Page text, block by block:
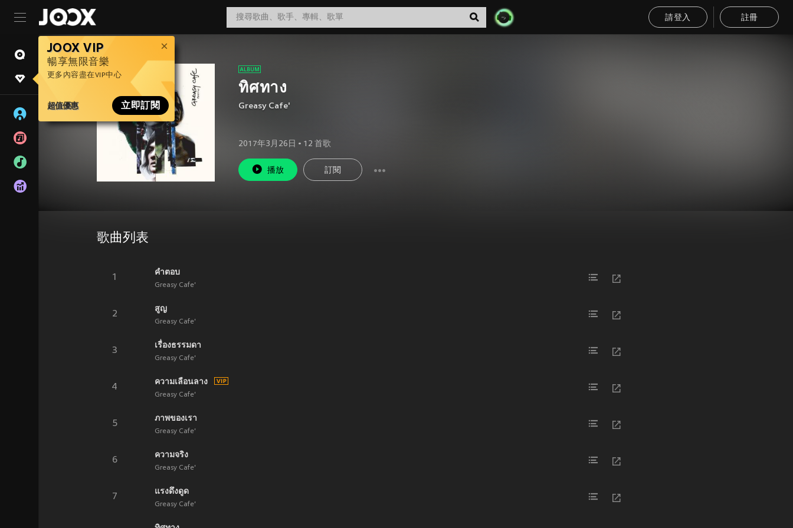
請登入 註冊
JOOX VIP
暢享無限音樂
更多內容盡在VIP中心
超值優惠 立即訂閱
ทิศทาง
Greasy Cafe'
2017年3月26日 • 12 首歌
播放 訂閱
歌曲列表
1
คำตอบ
Greasy Cafe'
2
สูญ
Greasy Cafe'
3
เรื่องธรรมดา
Greasy Cafe'
4
ความเลือนลาง
Greasy Cafe'
5
ภาพของเรา
Greasy Cafe'
6
ความจริง
Greasy Cafe'
7
แรงดึงดูด
Greasy Cafe'